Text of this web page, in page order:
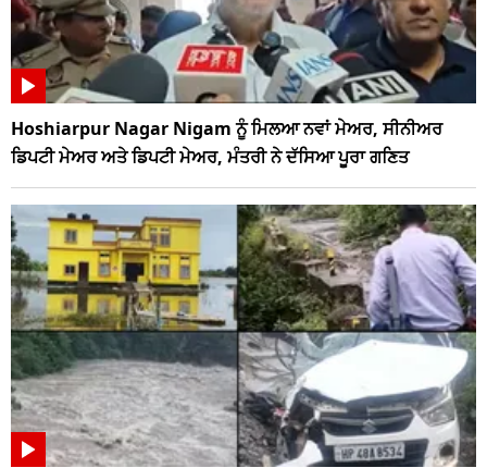
Hoshiarpur Nagar Nigam ਨੂੰ ਮਿਲਆ ਨਵਾਂ ਮੇਅਰ, ਸੀਨੀਅਰ
ਡਿਪਟੀ ਮੇਅਰ ਅਤੇ ਡਿਪਟੀ ਮੇਅਰ, ਮੰਤਰੀ ਨੇ ਦੱਸਿਆ ਪੂਰਾ ਗਣਿਤ